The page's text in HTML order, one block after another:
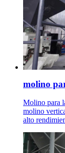
molino
Molino para
molino
alto